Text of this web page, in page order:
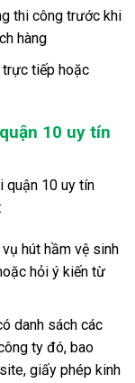
thi công trước khi
hàng
trực tiếp hoặc
10 uy tín
quận 10 uy tín
hút hầm vệ sinh
hỏi ý kiến từ
danh sách các
ty đó, bao
giấy phép kinh